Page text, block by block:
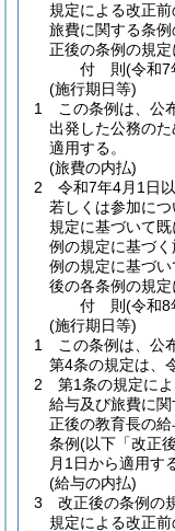
規定による改正
旅費に関する条
正後の条例の規定
付 則(令和7
(施行期日等)
1
この条例は、公
出発した公務の
適用する。
(旅費の内払)
2
令和7年4月1日
若しくは参加に
規定に基づいて
例の規定に基づ
例の規定に基づ
後の各条例の規定
付 則(令和8
(施行期日等)
1
この条例は、公
第4条の規定は、
2
第1条の規定に
給与及び旅費に
正後の教育長の
条例(以下「改正
月1日から適用す
(給与の内払)
3
改正後の条例の
規定による改正